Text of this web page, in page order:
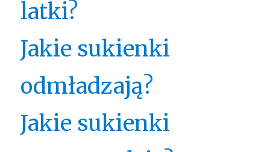
latki?
Jakie sukienki
odmładzają?
Jakie sukienki